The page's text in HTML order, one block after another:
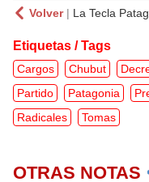
Volver| La Tecla
Etiquetas / Tags
Cargos Chubut
Partido
Patagonia
Radicales
Tomas
OTRAS NOTAS